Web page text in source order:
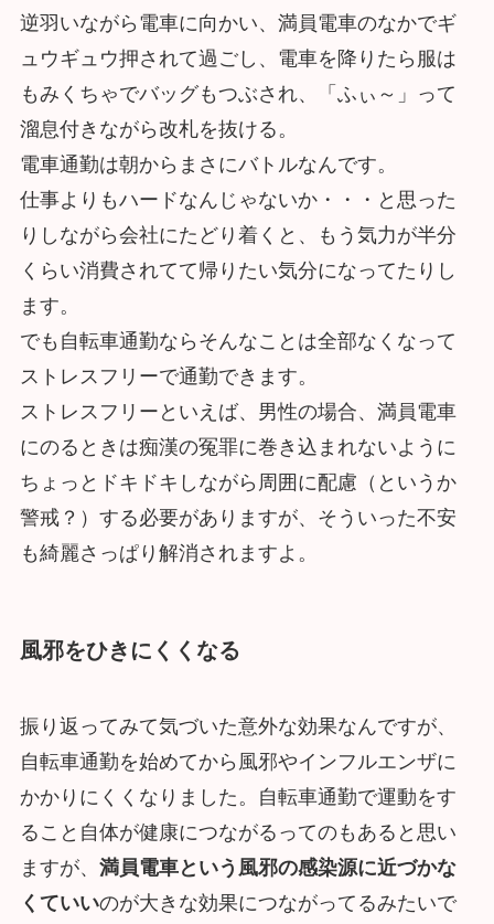
逆羽いながら電車に向かい、満員電車のなかでギ
ュウギュウ押されて過ごし、電車を降りたら服は
もみくちゃでバッグもつぶされ、「ふぃ～」って
溜息付きながら改札を抜ける。
電車通勤は朝からまさにバトルなんです。
仕事よりもハードなんじゃないか・・・と思った
りしながら会社にたどり着くと、もう気力が半分
くらい消費されてて帰りたい気分になってたりし
ます。
でも自転車通勤ならそんなことは全部なくなって
ストレスフリーで通勤できます。
ストレスフリーといえば、男性の場合、満員電車
にのるときは痴漢の冤罪に巻き込まれないように
ちょっとドキドキしながら周囲に配慮（というか
警戒？）する必要がありますが、そういった不安
も綺麗さっぱり解消されますよ。
風邪をひきにくくなる
振り返ってみて気づいた意外な効果なんですが、
自転車通勤を始めてから風邪やインフルエンザに
かかりにくくなりました。自転車通勤で運動をす
ること自体が健康につながるってのもあると思い
ますが、 満員電車という風邪の感染源に近づかな
くていいのが大きな効果につながってるみたいで